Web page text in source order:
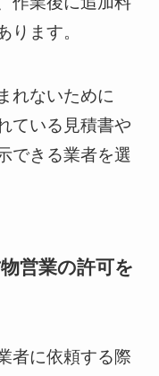
ります。
れないために
ている見積書や
できる業者を選
営業の許可を
者に依頼する際